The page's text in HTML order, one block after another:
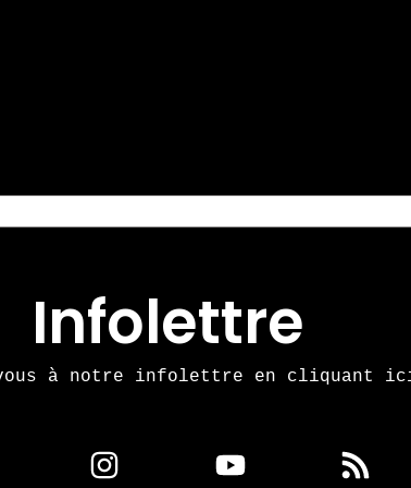
Infolettre
vous à notre infolettre en cliquant